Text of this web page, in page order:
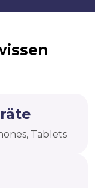
Tablets